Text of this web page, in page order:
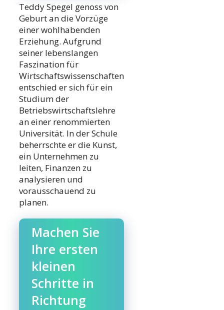
Teddy Spegel genoss von
Geburt an die Vorzüge
einer wohlhabenden
Erziehung. Aufgrund
seiner lebenslangen
Faszination für
Wirtschaftswissenschaften
entschied er sich für ein
Studium der
Betriebswirtschaftslehre
an einer renommierten
Universität. In der Schule
beherrschte er die Kunst,
ein Unternehmen zu
leiten, Finanzen zu
analysieren und
vorausschauend zu
planen.
Machen Sie
Ihre ersten
kleinen
Schritte in
Richtung